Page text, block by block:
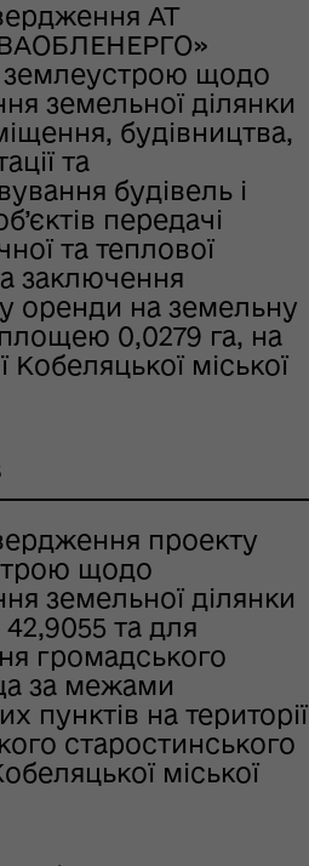
AT
землеустрою щодо
земельної ділянки
будівництва,
та
будівель і
передачі
та теплової
заключення
оренди на земельну
0,0279 га, на
Кобеляцької міської
проекту
щодо
земельної ділянки
та для
громадського
за межами
пунктів на території
старостинського
міської